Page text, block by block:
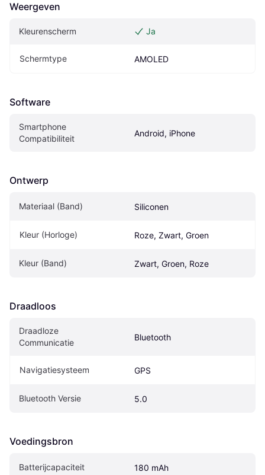
Weergeven
Kleurenscherm Ja
Schermtype AMOLED
Software
Smartphone
Compatibiliteit
Android, iPhone
Ontwerp
Materiaal (Band) Siliconen
Kleur (Horloge) Roze, Zwart, Groen
Kleur (Band) Zwart, Groen, Roze
Draadloos
Draadloze
Communicatie
Bluetooth
Navigatiesysteem GPS
Bluetooth Versie 5.0
Voedingsbron
Batterijcapaciteit 180 mAh